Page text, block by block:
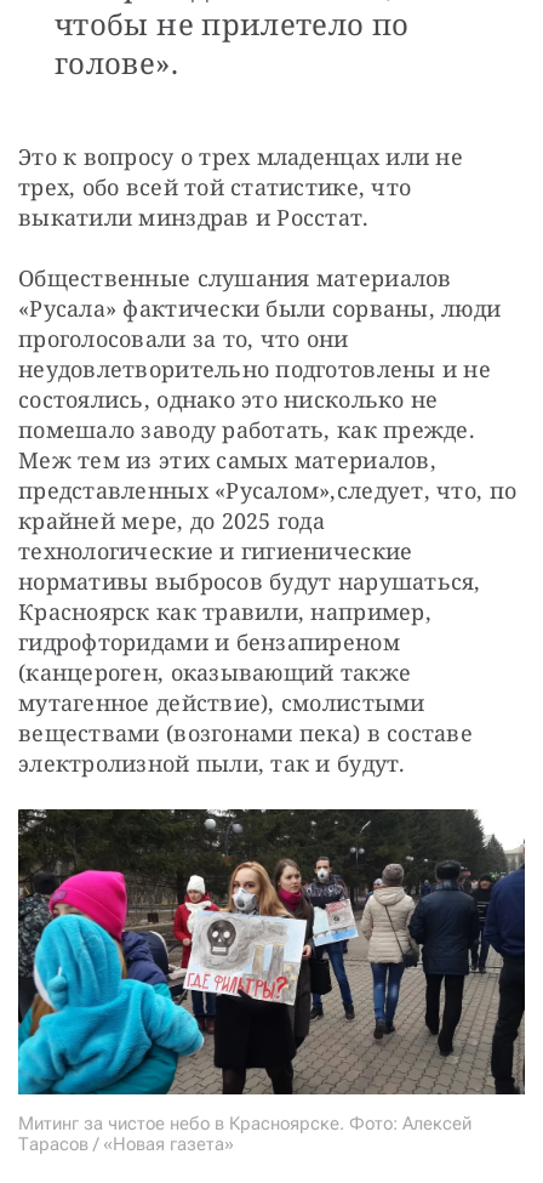
чтобы не прилетело по
голове».
Это к вопросу о трех младенцах или не
трех, обо всей той статистике, что
выкатили минздрав и Росстат.
Общественные слушания материалов
«Русала» фактически были сорваны, люди
проголосовали за то, что они
неудовлетворительно подготовлены и не
состоялись, однако это нисколько не
помешало заводу работать, как прежде.
Меж тем из этих самых материалов,
представленных «Русалом»,следует, что, по
крайней мере, до 2025 года
технологические и гигиенические
нормативы выбросов будут нарушаться,
Красноярск как травили, например,
гидрофторидами и бензапиреном
(канцероген, оказывающий также
мутагенное действие), смолистыми
веществами (возгонами пека) в составе
электролизной пыли, так и будут.
Митинг за чистое небо в Красноярске. Фото: Алексей
Тарасов / «Новая газета»